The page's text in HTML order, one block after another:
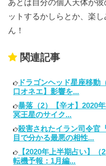
あとは自分の個人天体が
ットするかしらとか、楽
ん！
関連記事
ドラゴンヘッド星座移動
口オネエ】影響を...
暴落（2）【辛オ】2020
冥王星のサイク...
殺害されたイラン司令官
目で分かる最悪の相性...
【2020年上半期占い】
転機予報：1月編...